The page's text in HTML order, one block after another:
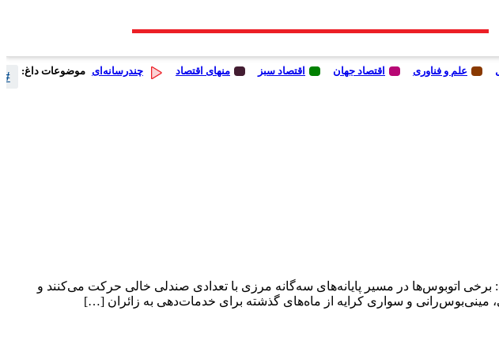
علم و فناوری اقتصاد جهان اقتصاد سبز منهای اقتصاد چندرسانه‌ای موضوعات داغ: #
برخی اتوبوس‌ها در مسیر پایانه‌های سه‌گانه مرزی با تعدادی صندلی خالی حرکت می‌کنند و